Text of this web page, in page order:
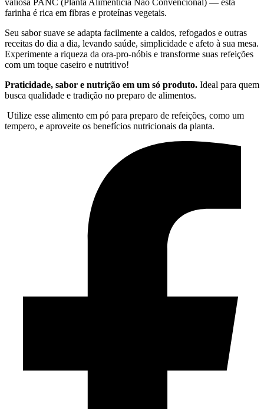
farinha é rica em fibras e proteínas vegetais.
Seu sabor suave se adapta facilmente a caldos, refogados e outras
receitas do dia a dia, levando saúde, simplicidade e afeto à sua mesa.
Experimente a riqueza da ora-pro-nóbis e transforme suas refeições
com um toque caseiro e nutritivo!
Praticidade, sabor e nutrição em um só produto. Ideal para quem
busca qualidade e tradição no preparo de alimentos.
Utilize esse alimento em pó para preparo de refeições, como um
tempero, e aproveite os benefícios nutricionais da planta.